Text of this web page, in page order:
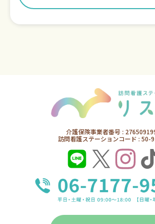
介護保険事業者番号 :
訪問看護ステーションコード : 50-